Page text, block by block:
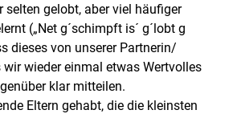
selten gelobt, aber viel häufiger
(„Net g´schimpft is´ g´lobt g
dieses von unserer Partnerin/
wieder einmal etwas Wertvolles
klar mitteilen.
Eltern gehabt, die die kleinsten